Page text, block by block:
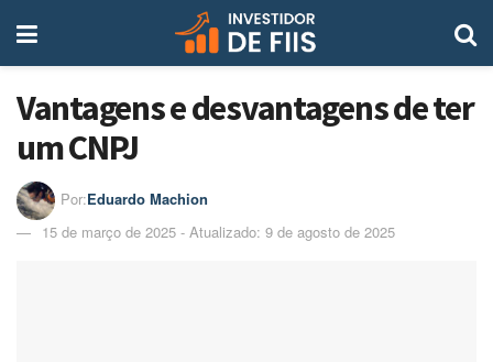
Vantagens e desvantagens de ter
um CNPJ
Por:Eduardo Machion
15 de março de 2025 - Atualizado: 9 de agosto de 2025